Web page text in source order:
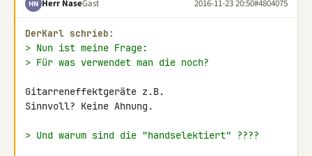
HN Herr NaseGast 2016-11-23 20:50#4804075
DerKarl schrieb:
> Nun ist meine Frage:
> Für was verwendet man die noch?
Gitarreneffektgeräte z.B.
Sinnvoll? Keine Ahnung.
> Und warum sind die "handselektiert" ????